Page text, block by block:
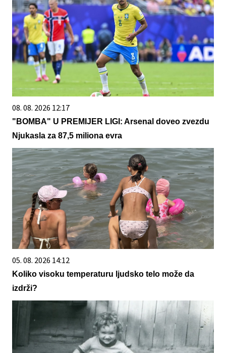
08. 08. 2026 12:17
"BOMBA" U PREMIJER LIGI: Arsenal doveo zvezdu
Njukasla za 87,5 miliona evra
05. 08. 2026 14:12
Koliko visoku temperaturu ljudsko telo može da
izdrži?